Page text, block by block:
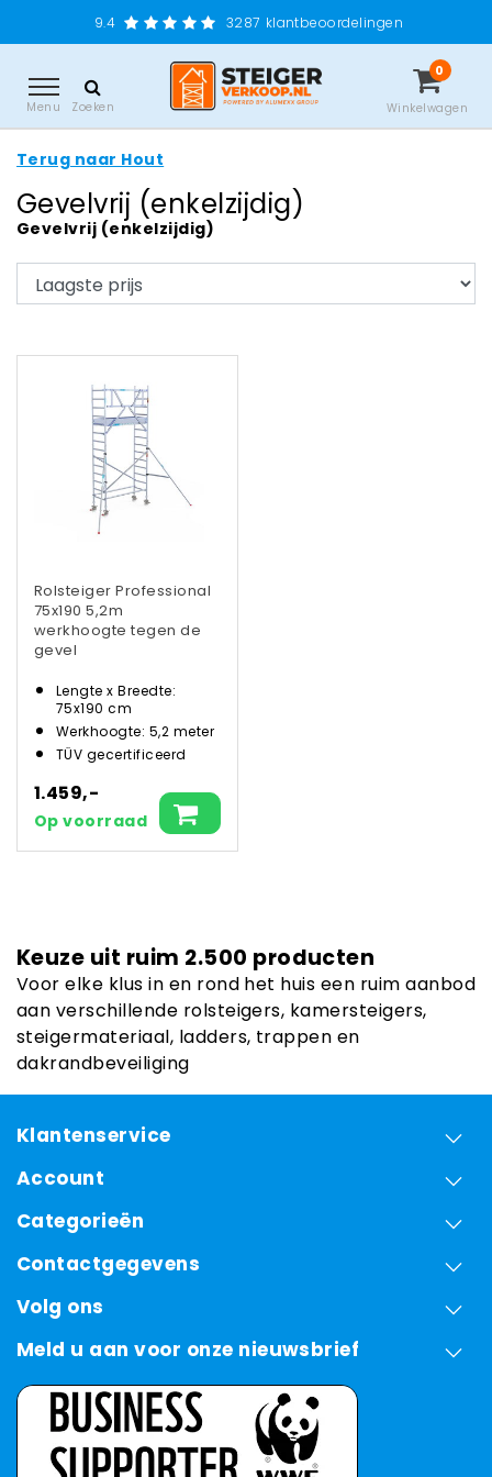
3287 klantbeoordelingen
Menu Zoeken
0
Winkelwagen
Terug naar Hout
Gevelvrij (enkelzijdig)
Gevelvrij (enkelzijdig)
Rolsteiger Professional
75x190 5,2m
werkhoogte tegen de
gevel
Lengte x Breedte:
75x190 cm
Werkhoogte: 5,2 meter
TÜV gecertificeerd
1.459,-
Op voorraad
Keuze uit ruim 2.500 producten
Voor elke klus in en rond het huis een ruim aanbod
aan verschillende rolsteigers, kamersteigers,
steigermateriaal, ladders, trappen en
dakrandbeveiliging
Klantenservice
Account
Categorieën
Contactgegevens
Volg ons
Meld u aan voor onze nieuwsbrief